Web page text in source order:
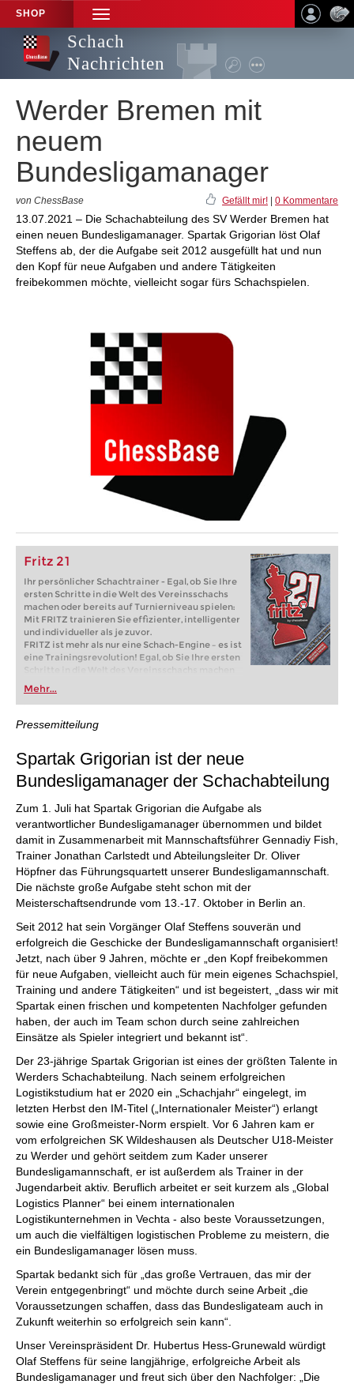
SHOP
TOGGLE
NAVIGATION
Schach
Nachrichten
Werder Bremen mit
neuem
Bundesligamanager
von ChessBase Gefällt mir! 0 Kommentare
13.07.2021 – Die Schachabteilung des SV Werder Bremen hat
einen neuen Bundesligamanager. Spartak Grigorian löst Olaf
Steffens ab, der die Aufgabe seit 2012 ausgefüllt hat und nun
den Kopf für neue Aufgaben und andere Tätigkeiten
freibekommen möchte, vielleicht sogar fürs Schachspielen.
Fritz 21
Ihr persönlicher Schachtrainer - Egal, ob Sie Ihre
ersten Schritte in die Welt des Vereinsschachs
machen oder bereits auf Turnierniveau spielen:
Mit FRITZ trainieren Sie effizienter, intelligenter
und individueller als je zuvor.
FRITZ ist mehr als nur eine Schach-Engine – es ist
eine Trainingsrevolution! Egal, ob Sie Ihre ersten
Schritte in die Welt des Vereinsschachs machen
oder bereits auf Turnierniveau spielen: Mit
FRITZ trainieren Sie effizienter, intelligenter und
individueller als je zuvor.
Mehr...
Pressemitteilung
Spartak Grigorian ist der neue
Bundesligamanager der Schachabteilung
Zum 1. Juli hat Spartak Grigorian die Aufgabe als
verantwortlicher Bundesligamanager übernommen und bildet
damit in Zusammenarbeit mit Mannschaftsführer Gennadiy Fish,
Trainer Jonathan Carlstedt und Abteilungsleiter Dr. Oliver
Höpfner das Führungsquartett unserer Bundesligamannschaft.
Die nächste große Aufgabe steht schon mit der
Meisterschaftsendrunde vom 13.-17. Oktober in Berlin an.
Seit 2012 hat sein Vorgänger Olaf Steffens souverän und
erfolgreich die Geschicke der Bundesligamannschaft organisiert!
Jetzt, nach über 9 Jahren, möchte er „den Kopf freibekommen
für neue Aufgaben, vielleicht auch für mein eigenes Schachspiel,
Training und andere Tätigkeiten“ und ist begeistert, „dass wir mit
Spartak einen frischen und kompetenten Nachfolger gefunden
haben, der auch im Team schon durch seine zahlreichen
Einsätze als Spieler integriert und bekannt ist“.
Der 23-jährige Spartak Grigorian ist eines der größten Talente in
Werders Schachabteilung. Nach seinem erfolgreichen
Logistikstudium hat er 2020 ein „Schachjahr“ eingelegt, im
letzten Herbst den IM-Titel („Internationaler Meister“) erlangt
sowie eine Großmeister-Norm erspielt. Vor 6 Jahren kam er
vom erfolgreichen SK Wildeshausen als Deutscher U18-Meister
zu Werder und gehört seitdem zum Kader unserer
Bundesligamannschaft, er ist außerdem als Trainer in der
Jugendarbeit aktiv. Beruflich arbeitet er seit kurzem als „Global
Logistics Planner“ bei einem internationalen
Logistikunternehmen in Vechta - also beste Voraussetzungen,
um auch die vielfältigen logistischen Probleme zu meistern, die
ein Bundesligamanager lösen muss.
Spartak bedankt sich für „das große Vertrauen, das mir der
Verein entgegenbringt“ und möchte durch seine Arbeit „die
Voraussetzungen schaffen, dass das Bundesligateam auch in
Zukunft weiterhin so erfolgreich sein kann“.
Unser Vereinspräsident Dr. Hubertus Hess-Grunewald würdigt
Olaf Steffens für seine langjährige, erfolgreiche Arbeit als
Bundesligamanager und freut sich über den Nachfolger: „Die